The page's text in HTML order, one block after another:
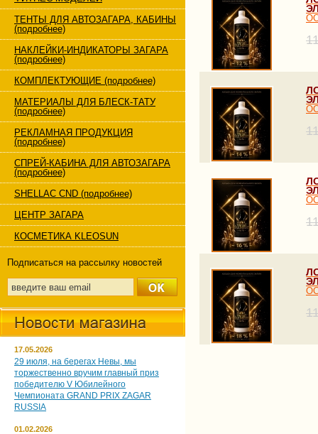
ТЕНТЫ ДЛЯ АВТОЗАГАРА, КАБИНЫ
(подробнее)
НАКЛЕЙКИ-ИНДИКАТОРЫ ЗАГАРА
(подробнее)
КОМПЛЕКТУЮЩИЕ (подробнее)
МАТЕРИАЛЫ ДЛЯ БЛЕСК-ТАТУ
(подробнее)
РЕКЛАМНАЯ ПРОДУКЦИЯ
(подробнее)
СПРЕЙ-КАБИНА ДЛЯ АВТОЗАГАРА
(подробнее)
SHELLAC CND (подробнее)
ЦЕНТР ЗАГАРА
КОСМЕТИКА KLEOSUN
Подписаться на рассылку новостей
17.05.2026
29 июля, на берегах Невы, мы
торжественно вручим главный приз
победителю V Юбилейного
Чемпионата GRAND PRIX ZAGAR
RUSSIA
01.02.2026